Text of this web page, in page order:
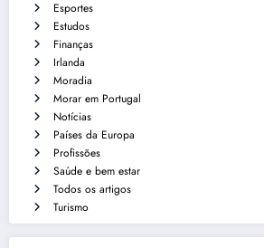
Esportes
Estudos
Finanças
Irlanda
Moradia
Morar em Portugal
Notícias
Países da Europa
Profissões
Saúde e bem estar
Todos os artigos
Turismo